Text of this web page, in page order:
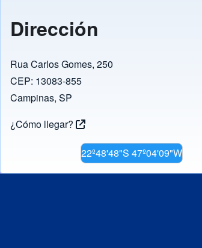
Dirección
Rua Carlos Gomes, 250
CEP: 13083-855
Campinas, SP
¿Cómo llegar?
22º48'48"S 47º04'09"W